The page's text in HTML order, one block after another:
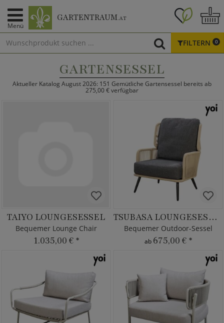
Menü
GARTENTRAUM.AT
FILTERN 0
GARTENSESSEL
Aktueller Katalog August 2026: 151 Gemütliche Gartensessel bereits ab
275,00 € verfügbar
TAIYO LOUNGESESSEL
Bequemer Lounge Chair
1.035,00 € *
TSUBASA LOUNGESESSEL
Bequemer Outdoor-Sessel
ab 675,00 € *